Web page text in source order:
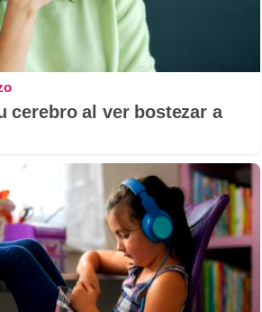
cerebro al ver bostezar a